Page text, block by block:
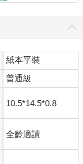
紙本平裝
普通級
10.5*14.5*0.8
全齡適讀